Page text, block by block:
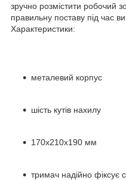
зручно розмістити робочий
правильну поставу під час
Характеристики:
металевий корпус
шість кутів нахилу
170x210x190 мм
тримач надійно фіксує